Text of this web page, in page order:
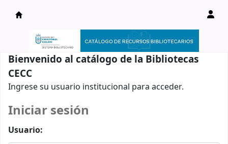
Catálogo en línea
Bienvenido al catálogo de la Bibliotecas
CECC
Ingrese su usuario institucional para acceder.
Iniciar sesión
Usuario: